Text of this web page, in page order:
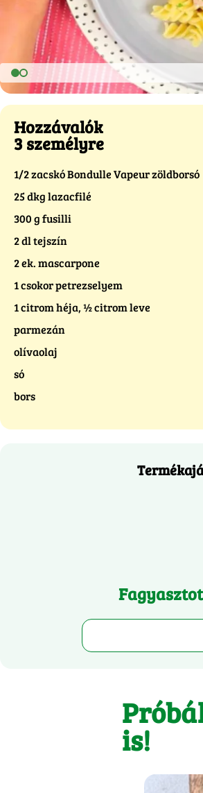
Hozzávalók
3 személyre
1/2 zacskó Bondulle Vapeur zöldborsó
25 dkg lazacfilé
300 g fusilli
2 dl tejszín
2 ek. mascarpone
1 csokor petrezselyem
1 citrom héja, ½ citrom leve
parmezán
olívaolaj
só
bors
is!